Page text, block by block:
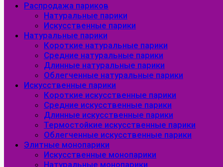
Распродажа париков
Натуральные парики
Искусственные парики
Натуральные парики
Короткие натуральные парики
Средние натуральные парики
Длинные натуральные парики
Облегченные натуральные парики
Искусственные парики
Короткие искусственные парики
Средние искусственные парики
Длинные искусственные парики
Термостойкие искусственные парики
Облегченные искусственные парики
Элитные монопарики
Искусственные монопарики
Натуральные монопарики